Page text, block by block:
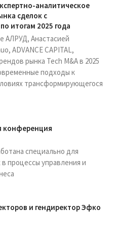
аналитическое
сделок с
итогам 2025 года
АЛРУД, Анастасией
ADVANCE CAPITAL,
рынка Tech M&A в 2025
подходы к
трансформирующегося
конференция
специально для
процессы управления и
и гендиректор Эфко